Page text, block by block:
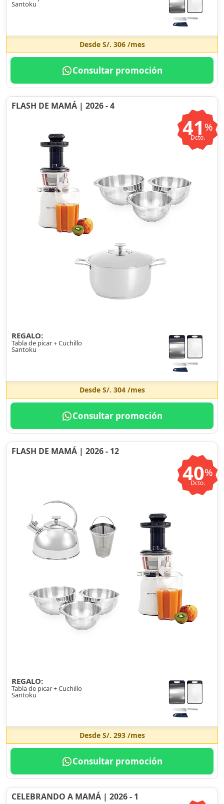
Santoku
Desde S/. 306/mes
Consultar promoción
FLASH DE MAMÁ | 2026 - 4
41 %
Dcto.
REGALO:
Tabla de picar + Cuchillo
Santoku
Desde S/. 304/mes
Consultar promoción
FLASH DE MAMÁ | 2026 - 12
40%
Dcto.
REGALO:
Tabla de picar + Cuchillo
Santoku
Desde S/. 293/mes
Consultar promoción
CELEBRANDO A MAMÁ | 2026 - 1